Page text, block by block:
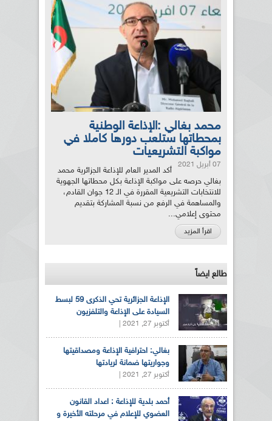
محمد بغالي :الإذاعة الوطنية
بمحطاتها ستلعب دورها كاملا في
مواكبة التشريعيات
07 أبريل 2021
أكد المدير العام للإذاعة الجزائرية محمد
بغالي حرصه على مواكبة الإذاعة بكل محطاتها الجهوية
للانتخابات التشريعية المقررة في الـ 12 جوان القادم،
والمساهمة في الرفع من نسبة المشاركة بتقديم
محتوى إعلامي...
اقرأ المزيد
طالع ايضاً
الإذاعة الجزائرية تحي الذكرى 59 لبسط
السيادة على الإذاعة والتلفزيون
أكتوبر 27, 2021 |
بغالي: احترافية الإذاعة ومصداقيتها
وجواريتها ضمانة لريادتها
أكتوبر 27, 2021 |
أحمد بلدية للإذاعة : اعداد القانون
العضوي للإعلام في مرحلته الأخيرة و